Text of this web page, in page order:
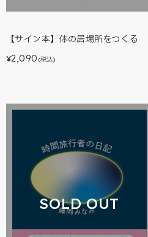
【サイン本】体の居場所をつくる
¥2,090 (税込)
SOLD OUT